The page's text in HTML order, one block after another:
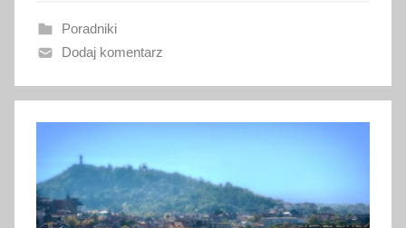
n
o
m
a
a
2
Poradniki
Dodaj komentarz